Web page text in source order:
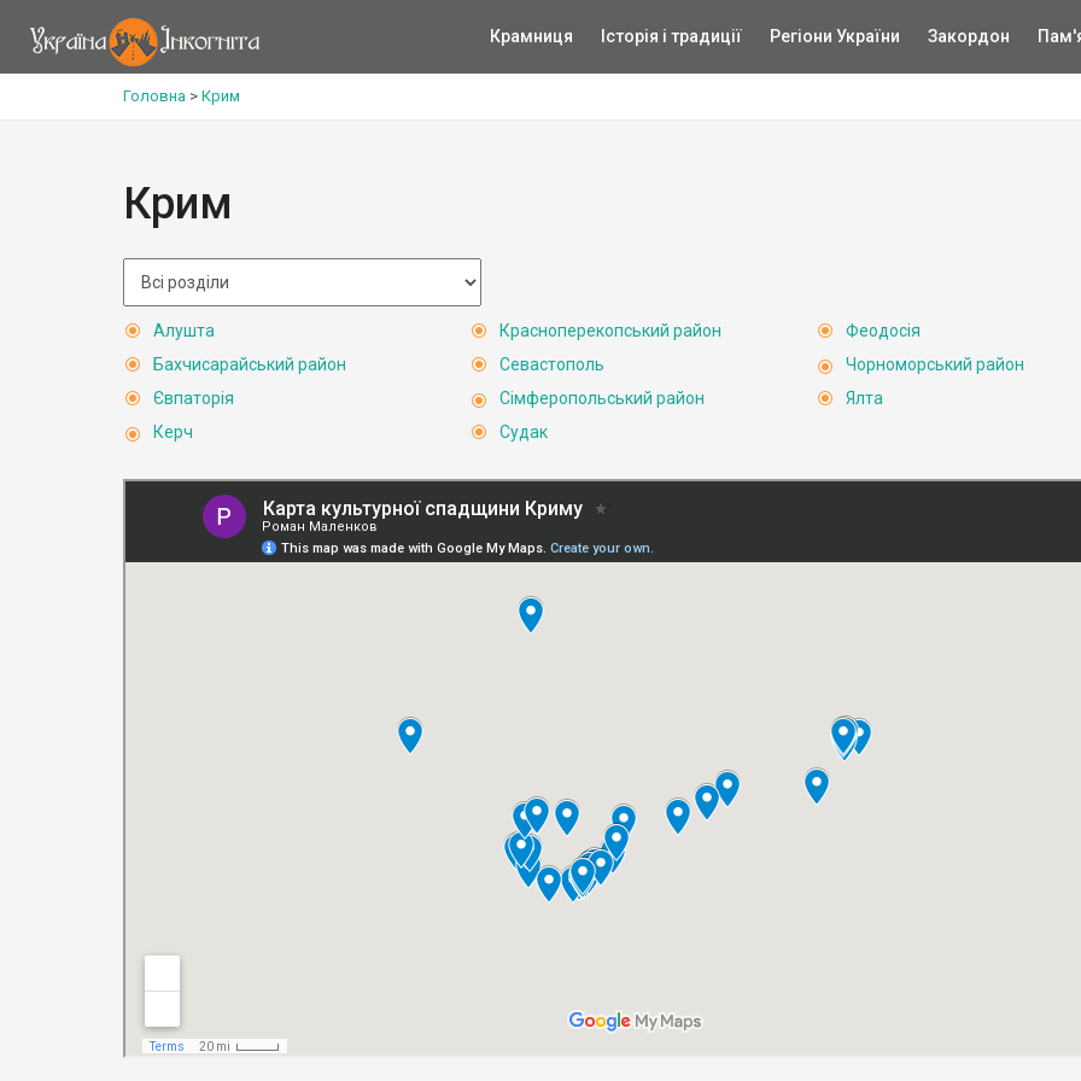
Крамниця Історія і традиції Регіони України Закордон
Головна > Крим
Крим
Алушта
Бахчисарайський район
Євпаторія
Керч
Красноперекопський район
Севастополь
Сімферопольський район
Судак
Феодосія
Чорноморський район
Ялта